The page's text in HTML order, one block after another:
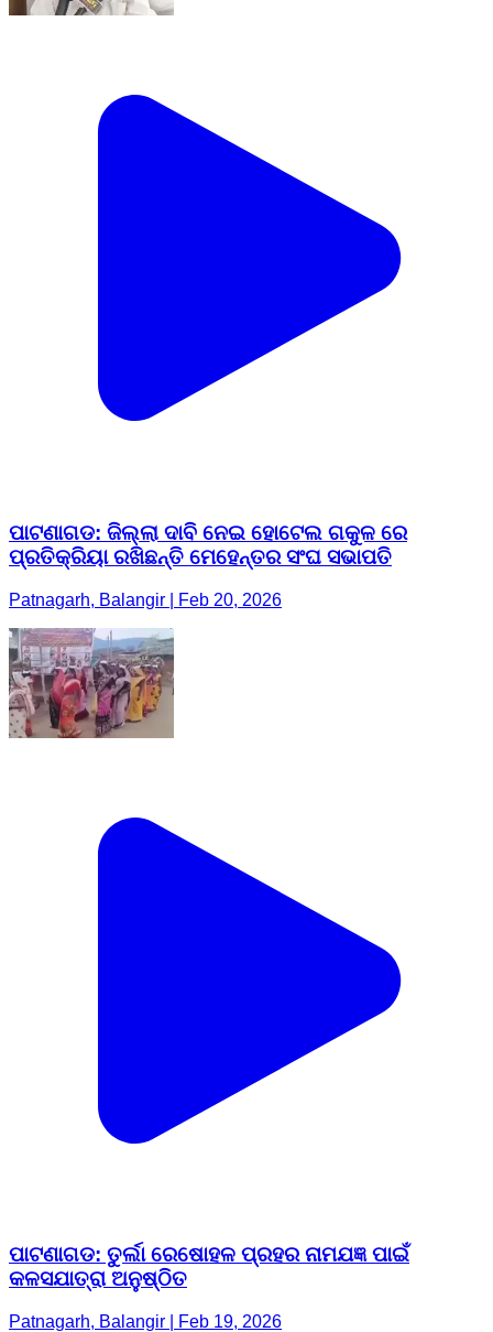
ପାଟଣାଗଡ: ଜିଲ୍ଲା ଦାବି ନେଇ ହୋଟେଲ ଗକୁଳ ରେ
ପ୍ରତିକ୍ରିୟା ରଖିଛନ୍ତି ମେହେନ୍ତର ସଂଘ ସଭାପତି
Patnagarh, Balangir | Feb 20, 2026
ପାଟଣାଗଡ: ତୁର୍ଲା ରେଷୋହଳ ପ୍ରହର ନାମଯଜ୍ଞ ପାଇଁ
କଳସଯାତ୍ରା ଅନୁଷ୍ଠିତ
Patnagarh, Balangir | Feb 19, 2026